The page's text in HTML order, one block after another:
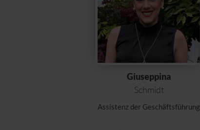
Giuseppina
Schmidt
Assistenz der Geschäftsführung